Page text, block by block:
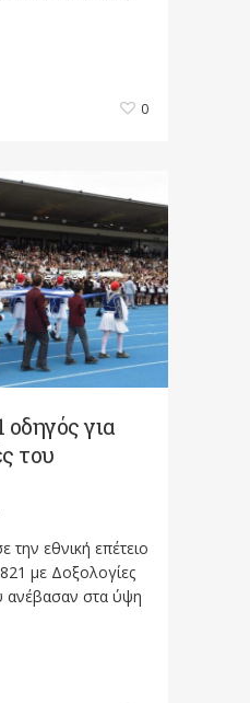
0
οδηγός για
του
την εθνική επέτειο
με Δοξολογίες
ανέβασαν στα ύψη